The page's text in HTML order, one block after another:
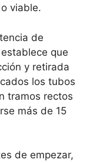
viable.
de
que
y retirada
los tubos
tramos rectos
más de 15
de empezar,